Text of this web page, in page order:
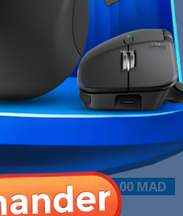
EAGLE DDR5
MAD
en stock
-150,00 MAD